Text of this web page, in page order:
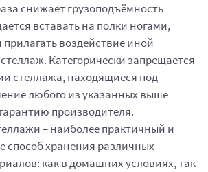
снижает грузоподъёмность
вставать на полки ногами,
воздействие иной
Категорически запрещается
стеллажа, находящиеся под
любого из указанных выше
производителя.
– наиболее практичный и
способ хранения различных
как в домашних условиях, так